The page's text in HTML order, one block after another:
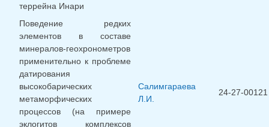
террейна Инари
Поведение редких
элементов в составе
минералов-геохронометров
применительно к проблеме
датирования
высокобарических
метаморфических
процессов (на примере
эклогитов комплексов
Салимгараева
Л.И.
24-27-00121